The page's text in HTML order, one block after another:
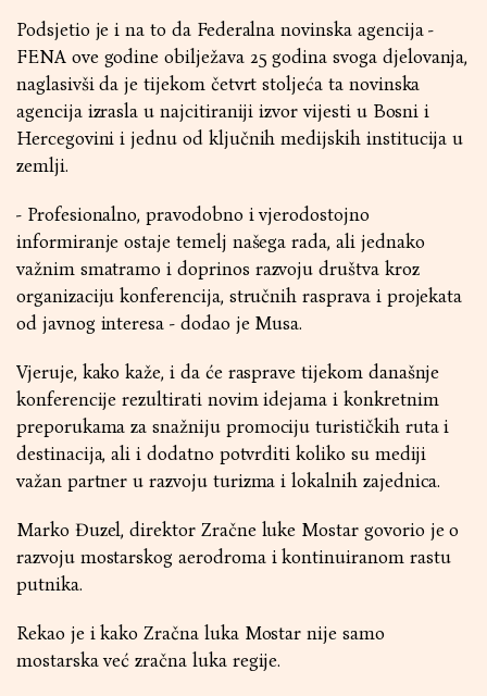
Podsjetio je i na to da Federalna novinska agencija -
FENA ove godine obilježava 25 godina svoga djelovanja,
naglasivši da je tijekom četvrt stoljeća ta novinska
agencija izrasla u najcitiraniji izvor vijesti u Bosni i
Hercegovini i jednu od ključnih medijskih institucija u
zemlji.
- Profesionalno, pravodobno i vjerodostojno
informiranje ostaje temelj našega rada, ali jednako
važnim smatramo i doprinos razvoju društva kroz
organizaciju konferencija, stručnih rasprava i projekata
od javnog interesa - dodao je Musa.
Vjeruje, kako kaže, i da će rasprave tijekom današnje
konferencije rezultirati novim idejama i konkretnim
preporukama za snažniju promociju turističkih ruta i
destinacija, ali i dodatno potvrditi koliko su mediji
važan partner u razvoju turizma i lokalnih zajednica.
Marko Đuzel, direktor Zračne luke Mostar govorio je o
razvoju mostarskog aerodroma i kontinuiranom rastu
putnika.
Rekao je i kako Zračna luka Mostar nije samo
mostarska već zračna luka regije.